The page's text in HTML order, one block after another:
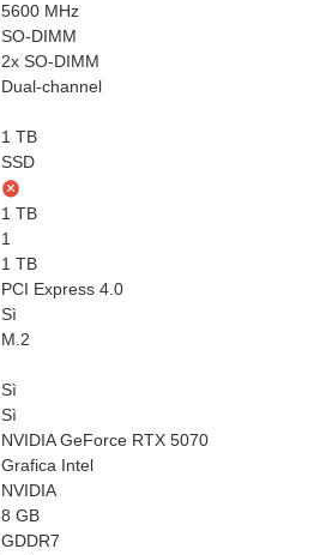
5600 MHz
SO-DIMM
2x SO-DIMM
Dual-channel
1 TB
SSD
1 TB
1
1 TB
PCI Express 4.0
Sì
M.2
Sì
Sì
NVIDIA GeForce RTX 5070
Grafica Intel
NVIDIA
8 GB
GDDR7